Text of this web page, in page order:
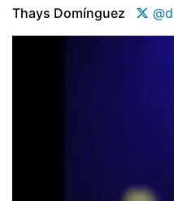
Thays Domínguez